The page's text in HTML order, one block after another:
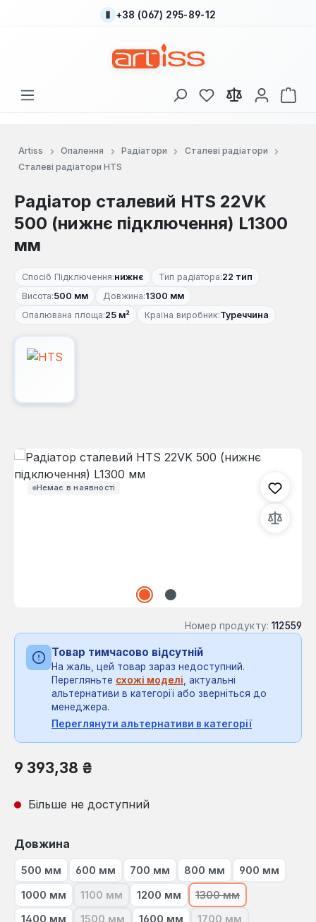
Перейти до основного вмісту
+38 (067) 295-89-12
У вас є 0 у списку
Artiss Опалення Радіатори
Сталеві радіатори
Сталеві радіатори HTS
Радіатор сталевий HTS 22VK
500 (нижнє підключення) L1300
мм
Спосіб Підключення:нижнє Тип радіатора:22 тип
Висота:500 мм Довжина:1300 мм
Опалювана площа:25 м² Країна виробник:Туреччина
Немає в наявності
Пропустити галерею зображень
Номер продукту: 112559
Товар тимчасово відсутній
На жаль, цей товар зараз недоступний.
Перегляньте схожі моделі, актуальні
альтернативи в категорії або зверніться до
менеджера.
Переглянути альтернативи в категорії
Звичайна ціна:
9 393,38 ₴
Більше не доступний
Виберіть
Довжина
500 мм 600 мм 700 мм 800 мм 900 мм
1000 мм 1100 мм(Ця опція наразі недоступна.)
1200 мм 1300 мм(Ця опція наразі
1400 мм 1500 мм 1600 мм 1700 мм